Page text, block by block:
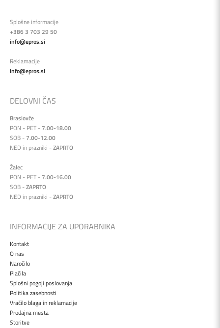
Splošne informacije
+386 3 703 29 50
info@epros.si
Reklamacije
info@epros.si
DELOVNI ČAS
Braslovče
PON - PET - 7.00-18.00
SOB - 7.00-12.00
NED in prazniki -ZAPRTO
Žalec
PON - PET - 7.00-16.00
SOB -ZAPRTO
NED in prazniki -ZAPRTO
INFORMACIJE ZA UPORABNIKA
Kontakt
O nas
Naročilo
Plačila
Splošni pogoji poslovanja
Politika zasebnosti
Vračilo blaga in reklamacije
Prodajna mesta
Storitve